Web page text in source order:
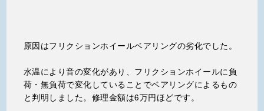
原因はフリクションホイールベアリングの劣化でした。
水温により音の変化があり、フリクションホイールに負
荷・無負荷で変化していることでベアリングによるもの
と判明しました。修理金額は6万円ほどです。